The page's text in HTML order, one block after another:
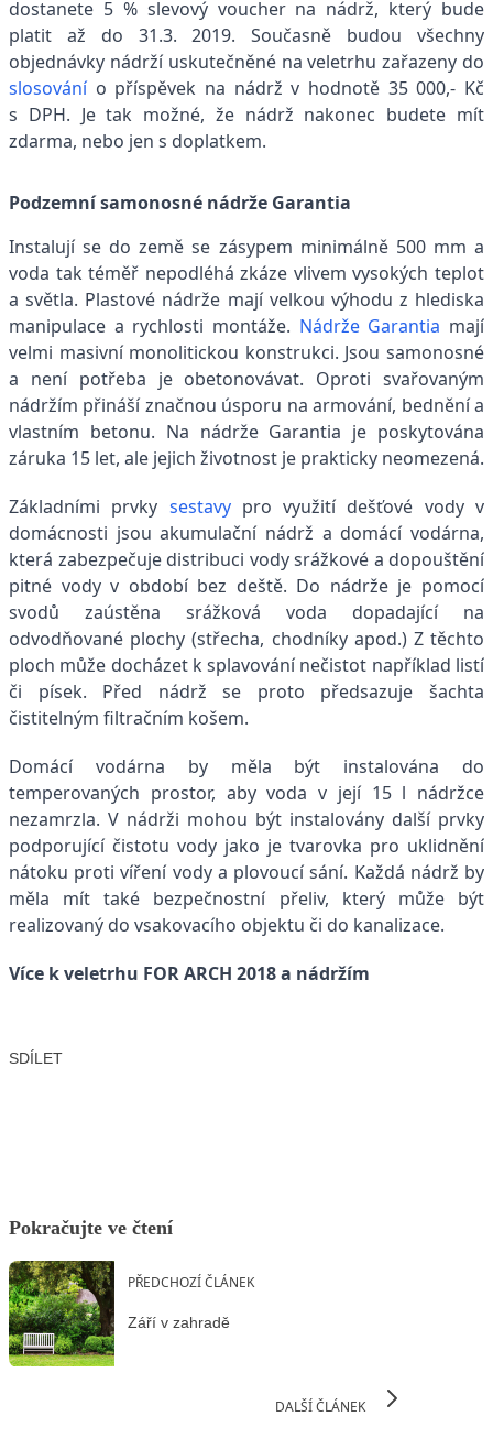
dostanete 5 % slevový voucher na nádrž, který bude
platit až do 31.3. 2019. Současně budou všechny
objednávky nádrží uskutečněné na veletrhu zařazeny do
slosovánío příspěvek na nádrž v hodnotě 35 000,- Kč
s DPH. Je tak možné, že nádrž nakonec budete mít
zdarma, nebo jen s doplatkem.
Podzemní samonosné nádrže Garantia
Instalují se do země se zásypem minimálně 500 mm a
voda tak téměř nepodléhá zkáze vlivem vysokých teplot
a světla. Plastové nádrže mají velkou výhodu z hlediska
manipulace a rychlosti montáže. Nádrže Garantia mají
velmi masivní monolitickou konstrukci. Jsou samonosné
a není potřeba je obetonovávat. Oproti svařovaným
nádržím přináší značnou úsporu na armování, bednění a
vlastním betonu. Na nádrže Garantia je poskytována
záruka 15 let, ale jejich životnost je prakticky neomezená.
Základními prvky sestavypro využití dešťové vody v
domácnosti jsou akumulační nádrž a domácí vodárna,
která zabezpečuje distribuci vody srážkové a dopouštění
pitné vody v období bez deště. Do nádrže je pomocí
svodů zaústěna srážková voda dopadající na
odvodňované plochy (střecha, chodníky apod.) Z těchto
ploch může docházet k splavování nečistot například listí
či písek. Před nádrž se proto předsazuje šachta
čistitelným filtračním košem.
Domácí vodárna by měla být instalována do
temperovaných prostor, aby voda v její 15 l nádržce
nezamrzla. V nádrži mohou být instalovány další prvky
podporující čistotu vody jako je tvarovka pro uklidnění
nátoku proti víření vody a plovoucí sání. Každá nádrž by
měla mít také bezpečnostní přeliv, který může být
realizovaný do vsakovacího objektu či do kanalizace.
Více k veletrhu FOR ARCH 2018 a nádržím
SDÍLET
Pokračujte ve čtení
PŘEDCHOZÍ ČLÁNEK
Září v zahradě
DALŠÍ ČLÁNEK